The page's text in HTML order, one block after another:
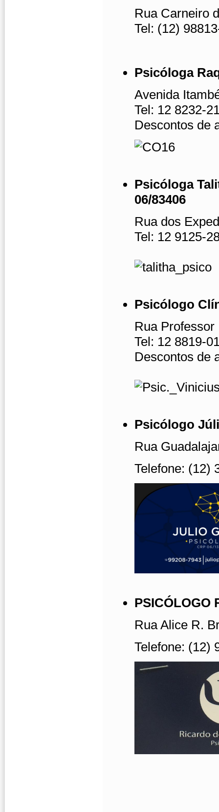
Rua Carneiro
Tel: (12)
Psicóloga
Avenida
Tel: 12 8232-
Descontos de
Psicóloga
06/83406
Rua dos
Tel: 12 9125-
Psicólogo
Rua
Tel: 12 8819-
Descontos de
Psicólogo
Rua
Telefone: (12)
PSICÓLOGO
Rua Alice R.
Telefone: (12)